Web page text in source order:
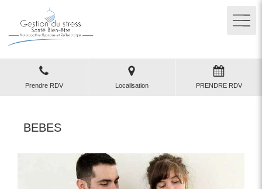
Prendre RDV Localisation PRENDRE RDV
BEBES